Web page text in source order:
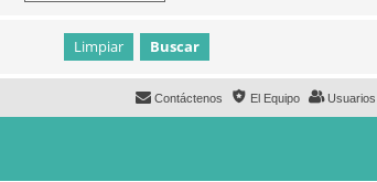
Usuarios
El Equipo
Contáctenos